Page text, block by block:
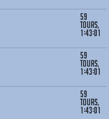
59
tours,
1:43:01
59
tours,
1:43:01
59
tours,
1:43:01